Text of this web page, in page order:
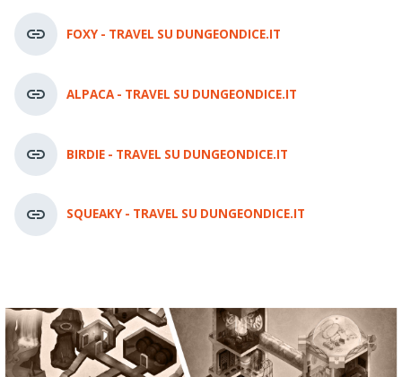
FOXY - TRAVEL SU DUNGEONDICE.IT
ALPACA - TRAVEL SU DUNGEONDICE.IT
BIRDIE - TRAVEL SU DUNGEONDICE.IT
SQUEAKY - TRAVEL SU DUNGEONDICE.IT